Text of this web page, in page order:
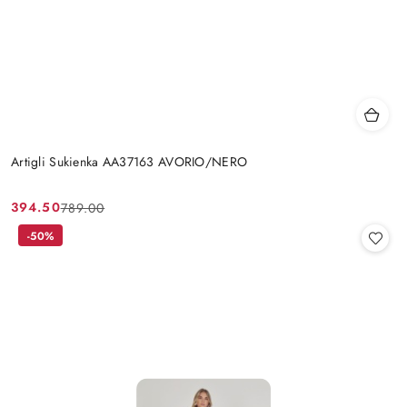
Artigli Sukienka AA37163 AVORIO/NERO
Cena
promocyjna:
394.50
Cena
przed
789.00
-50%